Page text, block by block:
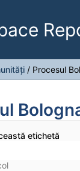
/ Procesul
etichetă